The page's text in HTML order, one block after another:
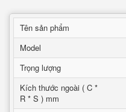
Tên sản phẩm
Model
Trọng lượng
Kích thước ngoài ( C *
R * S ) mm